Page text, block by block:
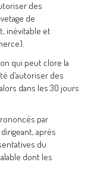
des
de
inévitable et
qui peut clore la
d’autoriser des
dans les 30 jours
par
dirigeant, après
du
dont les